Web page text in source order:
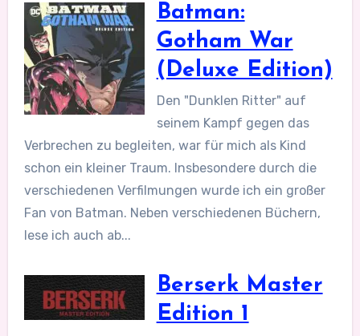
Batman:
Gotham War
(Deluxe Edition)
Den "Dunklen Ritter" auf
seinem Kampf gegen das
Verbrechen zu begleiten, war für mich als Kind
schon ein kleiner Traum. Insbesondere durch die
verschiedenen Verfilmungen wurde ich ein großer
Fan von Batman. Neben verschiedenen Büchern,
lese ich auch ab...
Berserk Master
Edition 1